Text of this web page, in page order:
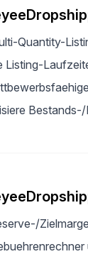
Quantity-
Listing-